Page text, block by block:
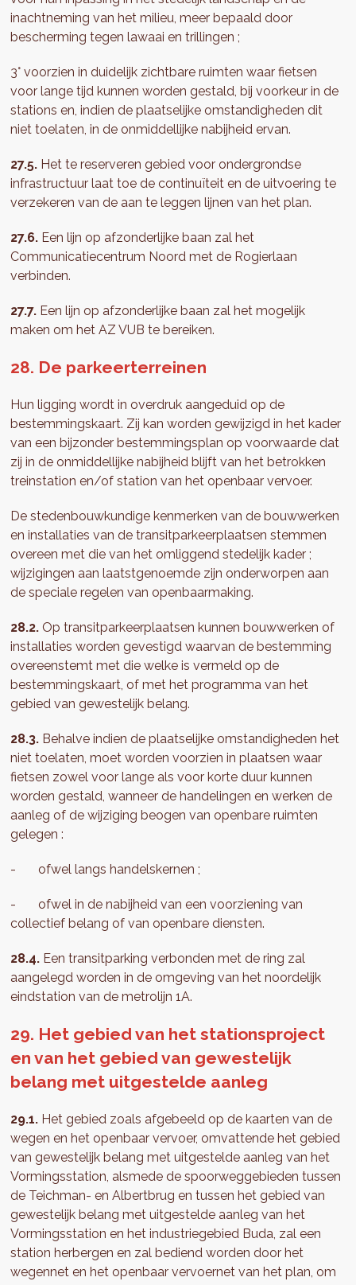
inachtneming van het milieu, meer bepaald door
bescherming tegen lawaai en trillingen ;
3° voorzien in duidelijk zichtbare ruimten waar fietsen
voor lange tijd kunnen worden gestald, bij voorkeur in de
stations en, indien de plaatselijke omstandigheden dit
niet toelaten, in de onmiddellijke nabijheid ervan.
27.5. Het te reserveren gebied voor ondergrondse
infrastructuur laat toe de continuïteit en de uitvoering te
verzekeren van de aan te leggen lijnen van het plan.
27.6. Een lijn op afzonderlijke baan zal het
Communicatiecentrum Noord met de Rogierlaan
verbinden.
27.7. Een lijn op afzonderlijke baan zal het mogelijk
maken om het AZ VUB te bereiken.
28. De parkeerterreinen
Hun ligging wordt in overdruk aangeduid op de
bestemmingskaart. Zij kan worden gewijzigd in het kader
van een bijzonder bestemmingsplan op voorwaarde dat
zij in de onmiddellijke nabijheid blijft van het betrokken
treinstation en/of station van het openbaar vervoer.
De stedenbouwkundige kenmerken van de bouwwerken
en installaties van de transitparkeerplaatsen stemmen
overeen met die van het omliggend stedelijk kader ;
wijzigingen aan laatstgenoemde zijn onderworpen aan
de speciale regelen van openbaarmaking.
28.2. Op transitparkeerplaatsen kunnen bouwwerken of
installaties worden gevestigd waarvan de bestemming
overeenstemt met die welke is vermeld op de
bestemmingskaart, of met het programma van het
gebied van gewestelijk belang.
28.3. Behalve indien de plaatselijke omstandigheden het
niet toelaten, moet worden voorzien in plaatsen waar
fietsen zowel voor lange als voor korte duur kunnen
worden gestald, wanneer de handelingen en werken de
aanleg of de wijziging beogen van openbare ruimten
gelegen :
- ofwel langs handelskernen ;
- ofwel in de nabijheid van een voorziening van
collectief belang of van openbare diensten.
28.4. Een transitparking verbonden met de ring zal
aangelegd worden in de omgeving van het noordelijk
eindstation van de metrolijn 1A.
29. Het gebied van het stationsproject
en van het gebied van gewestelijk
belang met uitgestelde aanleg
29.1. Het gebied zoals afgebeeld op de kaarten van de
wegen en het openbaar vervoer, omvattende het gebied
van gewestelijk belang met uitgestelde aanleg van het
Vormingsstation, alsmede de spoorweggebieden tussen
de Teichman- en Albertbrug en tussen het gebied van
gewestelijk belang met uitgestelde aanleg van het
Vormingsstation en het industriegebied Buda, zal een
station herbergen en zal bediend worden door het
wegennet en het openbaar vervoernet van het plan, om